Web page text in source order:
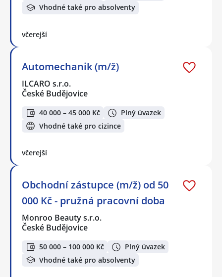
Vhodné také pro absolventy
včerejší
Automechanik (m/ž)
ILCARO s.r.o.
České Budějovice
40 000 – 45 000 Kč
Plný úvazek
Vhodné také pro cizince
včerejší
Obchodní zástupce (m/ž) od 50
000 Kč - pružná pracovní doba
Monroo Beauty s.r.o.
České Budějovice
50 000 – 100 000 Kč
Plný úvazek
Vhodné také pro absolventy